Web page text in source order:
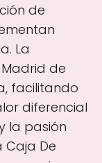
de
La
de
facilitando
diferencial
la pasión
Caja De